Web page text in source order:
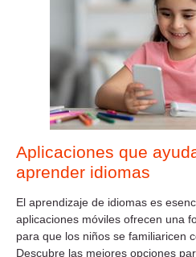
Aplicaciones que
aprender idiomas
El aprendizaje de idiomas es
aplicaciones móviles ofrecen una
para que los niños se familiaricen
Descubre las mejores opciones